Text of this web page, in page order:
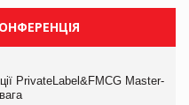
PrivateLabel&FMCG Master-